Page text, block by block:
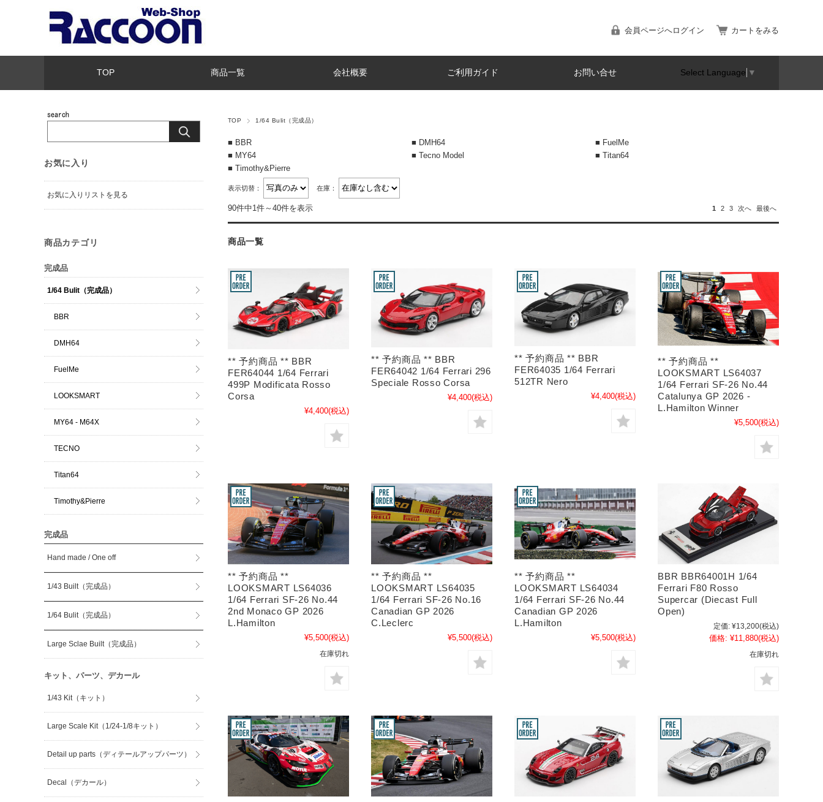
会員ページへログイン カートをみる
TOP 商品一覧 会社概要 ご利用ガイド お問い合せ Select Language ▼
TOP 1/64 Bulit（完成品）
■ BBR ■ DMH64
■ FuelMe
■ MY64
■ Tecno Model
■ Titan64
■ Timothy&Pierre
表示切替： 在庫：
90件中1件～40件を表示 1 2 3 次へ 最後へ
商品一覧
** 予約商品 ** BBR
FER64044 1/64 Ferrari
499P Modificata Rosso
Corsa
¥4,400(税込)
** 予約商品 ** BBR
FER64042 1/64 Ferrari 296
Speciale Rosso Corsa
¥4,400(税込)
** 予約商品 ** BBR
FER64035 1/64 Ferrari
512TR Nero
¥4,400(税込)
** 予約商品 **
LOOKSMART LS64037
1/64 Ferrari SF-26 No.44
Catalunya GP 2026 -
L.Hamilton Winner
¥5,500(税込)
** 予約商品 **
LOOKSMART LS64036
1/64 Ferrari SF-26 No.44
2nd Monaco GP 2026
L.Hamilton
¥5,500(税込)
在庫切れ
** 予約商品 **
LOOKSMART LS64035
1/64 Ferrari SF-26 No.16
Canadian GP 2026
C.Leclerc
¥5,500(税込)
** 予約商品 **
LOOKSMART LS64034
1/64 Ferrari SF-26 No.44
Canadian GP 2026
L.Hamilton
¥5,500(税込)
BBR BBR64001H 1/64
Ferrari F80 Rosso
Supercar (Diecast Full
Open)
定価: ¥13,200(税込)
価格: ¥11,880(税込)
在庫切れ
お気に入り
お気に入りリストを見る
商品カテゴリ
完成品
1/64 Bulit（完成品）
BBR
DMH64
FuelMe
LOOKSMART
MY64 - M64X
TECNO
Titan64
Timothy&Pierre
完成品
Hand made / One off
1/43 Built（完成品）
1/64 Bulit（完成品）
Large Sclae Built（完成品）
キット、パーツ、デカール
1/43 Kit（キット）
Large Scale Kit（1/24-1/8キット）
Detail up parts（ディテールアップパーツ）
Decal（デカール）